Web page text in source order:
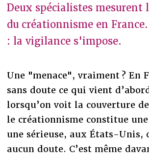
Deux spécialistes mesurent
du créationnisme en
: la vigilance s'impose.
Une "menace", vraiment ? En
sans doute ce qui vient
lorsqu’on voit la couverture
le créationnisme constitue
une sérieuse, aux États-Unis,
aucun doute. C’est même